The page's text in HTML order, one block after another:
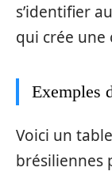
s’identifier
qui crée
Exemples
Voici un
brésiliennes